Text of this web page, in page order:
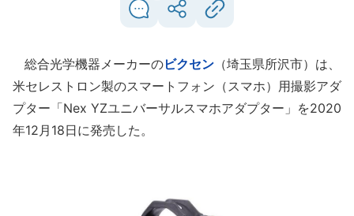
総合光学機器メーカーのビクセン （埼玉県所沢市）は、
米セレストロン製のスマートフォン（スマホ）用撮影アダ
プター「Nex YZユニバーサルスマホアダプター」を2020
年12月18日に発売した。